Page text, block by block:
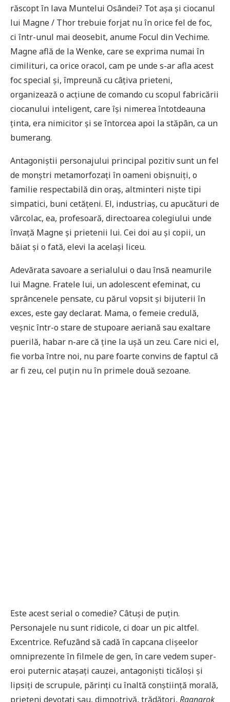
răscopt în lava Muntelui Osândei? Tot așa și ciocanul
lui Magne / Thor trebuie forjat nu în orice fel de foc,
ci într-unul mai deosebit, anume Focul din Vechime.
Magne află de la Wenke, care se exprima numai în
cimilituri, ca orice oracol, cam pe unde s-ar afla acest
foc special și, împreună cu câțiva prieteni,
organizează o acțiune de comando cu scopul fabricării
ciocanului inteligent, care își nimerea întotdeauna
ținta, era nimicitor și se întorcea apoi la stăpân, ca un
bumerang.
Antagoniștii personajului principal pozitiv sunt un fel
de monștri metamorfozați în oameni obișnuiți, o
familie respectabilă din oraș, altminteri niște tipi
simpatici, buni cetățeni. El, industriaș, cu apucături de
vârcolac, ea, profesoară, directoarea colegiului unde
învață Magne și prietenii lui. Cei doi au și copii, un
băiat și o fată, elevi la același liceu.
Adevărata savoare a serialului o dau însă neamurile
lui Magne. Fratele lui, un adolescent efeminat, cu
sprâncenele pensate, cu părul vopsit și bijuterii în
exces, este gay declarat. Mama, o femeie credulă,
veșnic într-o stare de stupoare aeriană sau exaltare
puerilă, habar n-are că ține la ușă un zeu. Care nici el,
fie vorba între noi, nu pare foarte convins de faptul că
ar fi zeu, cel puțin nu în primele două sezoane.
Este acest serial o comedie? Câtuși de puțin.
Personajele nu sunt ridicole, ci doar un pic altfel.
Excentrice. Refuzând să cadă în capcana clișeelor
omniprezente în filmele de gen, în care vedem super-
eroi puternic atașați cauzei, antagoniști ticăloși și
lipsiți de scrupule, părinți cu înaltă conștiință morală,
prieteni devotați sau, dimpotrivă, trădători, Ragnarok